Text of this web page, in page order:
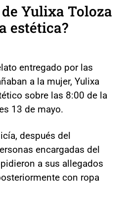
de Yulixa Toloza
estética?
entregado por las
a la mujer, Yulixa
sobre las 8:00 de la
13 de mayo.
después del
encargadas del
a sus allegados
con ropa